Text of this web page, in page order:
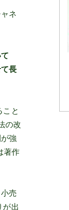
ネ
長
こと
の改
強
著作
売
が出